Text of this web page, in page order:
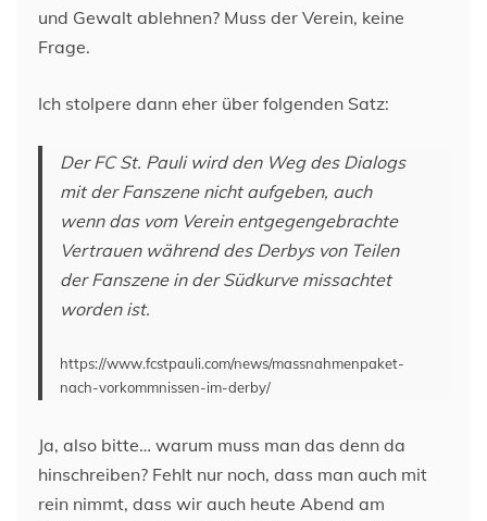
und Gewalt ablehnen? Muss der Verein, keine
Frage.
Ich stolpere dann eher über folgenden Satz:
Der FC St. Pauli wird den Weg des Dialogs
mit der Fanszene nicht aufgeben, auch
wenn das vom Verein entgegengebrachte
Vertrauen während des Derbys von Teilen
der Fanszene in der Südkurve missachtet
worden ist.
https://www.fcstpauli.com/news/massnahmenpaket-
nach-vorkommnissen-im-derby/
Ja, also bitte… warum muss man das denn da
hinschreiben? Fehlt nur noch, dass man auch mit
rein nimmt, dass wir auch heute Abend am